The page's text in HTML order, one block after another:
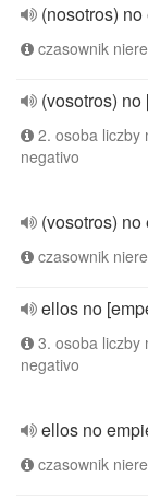
(nosotros)
czasownik
(vosotros) no
2. osoba liczby
negativo
(vosotros)
czasownik
ellos no
3. osoba liczby
negativo
ellos no
czasownik